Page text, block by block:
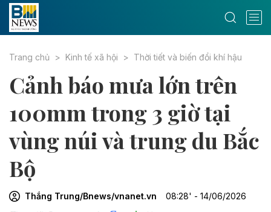
Trang chủ Kinh tế xã hội Thời tiết và biến đổi khí hậu
Cảnh báo mưa lớn trên
100mm trong 3 giờ tại
vùng núi và trung du Bắc
Bộ
Thắng Trung/Bnews/vnanet.vn 08:28' - 14/06/2026